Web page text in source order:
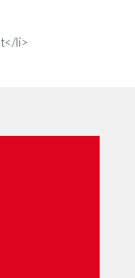
li>